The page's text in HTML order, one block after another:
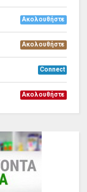
Ακολουθήστε
Ακολουθήστε
Connect
Ακολουθήστε